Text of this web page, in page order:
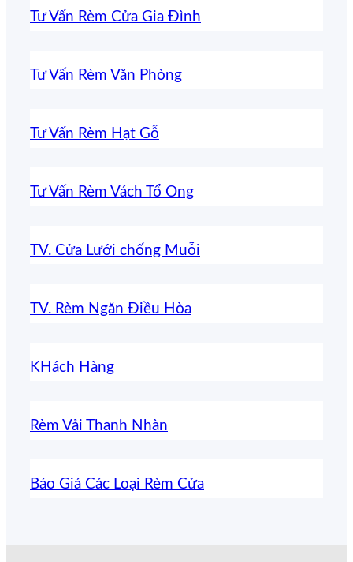
Tư Vấn Rèm Cửa Gia Đình
Tư Vấn Rèm Văn Phòng
Tư Vấn Rèm Hạt Gỗ
Tư Vấn Rèm Vách Tổ Ong
TV. Cửa Lưới chống Muỗi
TV. Rèm Ngăn Điều Hòa
KHách Hàng
Rèm Vải Thanh Nhàn
Báo Giá Các Loại Rèm Cửa